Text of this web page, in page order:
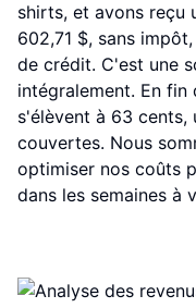
shirts, et avons reçu
602,71 $, sans
de crédit. C'est une
intégralement. En fin
s'élèvent à 63 cents,
couvertes. Nous
optimiser nos coûts
dans les semaines à